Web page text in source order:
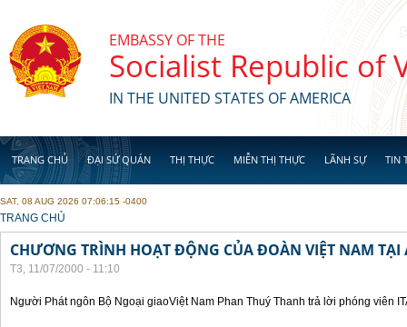
EMBASSY OF THE
Socialist Republic of
IN THE UNITED STATES OF AMERICA
TRANG CHỦ ĐẠI SỨ QUÁN THỊ THỰC MIỄN THỊ THỰC LÃNH SỰ TIN
SAT, 08 AUG 2026 07:06:15 -0400
YOU ARE HERE
TRANG CHỦ
CHƯƠNG TRÌNH HOẠT ĐỘNG CỦA ĐOÀN VIỆT NAM TẠI
T3, 11/07/2000 - 11:10
Người Phát ngôn Bộ Ngoại giaoViệt Nam Phan Thuý Thanh trả lời phóng viên